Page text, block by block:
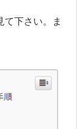
て下さい。ま